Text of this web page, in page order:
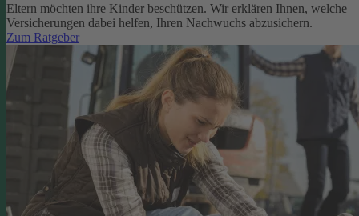
Eltern möchten ihre Kinder beschützen. Wir erklären Ihnen, welche
Versicherungen dabei helfen, Ihren Nachwuchs abzusichern.
Zum Ratgeber